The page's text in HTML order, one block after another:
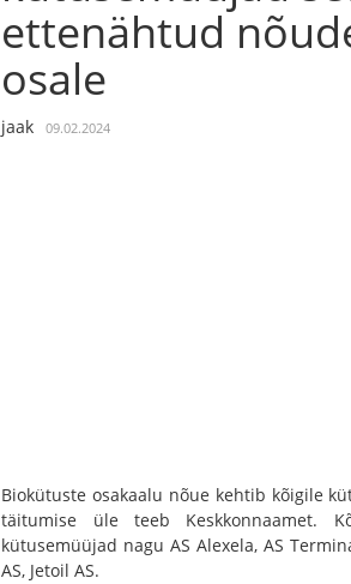
ettenähtud
osale
jaak 09.02.2024
Biokütuste osakaalu nõue kehtib kõigile
täitumise üle teeb Keskkonnaamet.
kütusemüüjad nagu AS Alexela, AS
AS, Jetoil AS.